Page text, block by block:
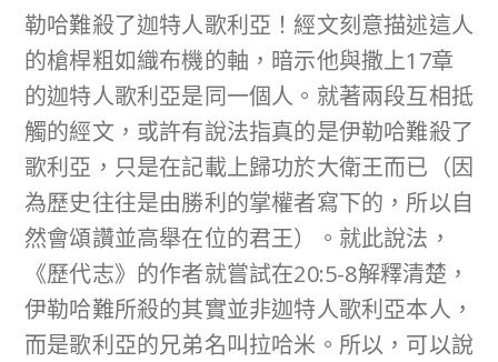
勒哈難殺了迦特人歌利亞！經文刻意描述這人
的槍桿粗如織布機的軸，暗示他與撒上17章
的迦特人歌利亞是同一個人。就著兩段互相抵
觸的經文，或許有說法指真的是伊勒哈難殺了
歌利亞，只是在記載上歸功於大衛王而已（因
為歷史往往是由勝利的掌權者寫下的，所以自
然會頌讚並高舉在位的君王）。就此說法，
《歷代志》的作者就嘗試在20:5-8解釋清楚，
伊勒哈難所殺的其實並非迦特人歌利亞本人，
而是歌利亞的兄弟名叫拉哈米。所以，可以說